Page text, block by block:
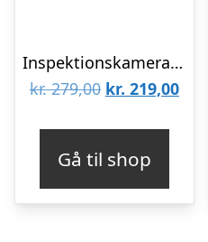
Inspektionskamera med wifi, 8mm
kr.279,00 Den
var:
kr. 279,00.
kr. 219,00Den
kr.
Gå til shop